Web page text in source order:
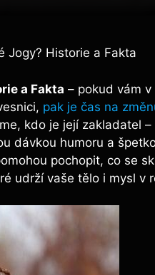
Jogy? Historie a Fakta
a Fakta – pokud vám
pak je čas na
kdo je její zakladatel –
dávkou humoru a
pochopit, co se
udrží vaše tělo i mysl v